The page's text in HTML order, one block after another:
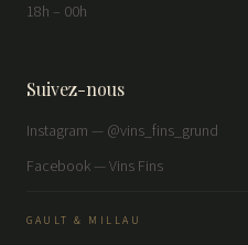
18h – 00h
Suivez-nous
Instagram — @vins_fins_grund
Facebook — Vins Fins
GAULT & MILLAU